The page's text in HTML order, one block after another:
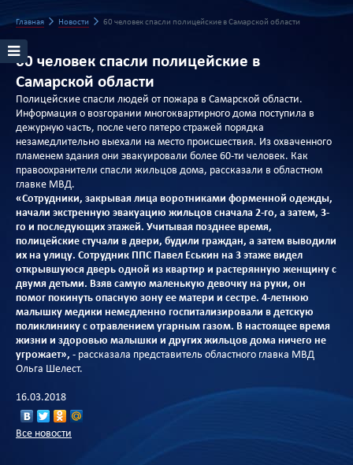
Главная Новости 60 человек спасли полицейские в Самарской области
60 человек спасли полицейские в
Самарской области
Полицейские спасли людей от пожара в Самарской области.
Информация о возгорании многоквартирного дома поступила в
дежурную часть, после чего пятеро стражей порядка
незамедлительно выехали на место происшествия. Из охваченного
пламенем здания они эвакуировали более 60-ти человек. Как
правоохранители спасли жильцов дома, рассказали в областном
главке МВД.
«Сотрудники, закрывая лица воротниками форменной одежды,
начали экстренную эвакуацию жильцов сначала 2-го, а затем, 3-
го и последующих этажей. Учитывая позднее время,
полицейские стучали в двери, будили граждан, а затем выводили
их на улицу. Сотрудник ППС Павел Еськин на 3 этаже видел
открывшуюся дверь одной из квартир и растерянную женщину с
двумя детьми. Взяв самую маленькую девочку на руки, он
помог покинуть опасную зону ее матери и сестре. 4-летнюю
малышку медики немедленно госпитализировали в детскую
поликлинику с отравлением угарным газом. В настоящее время
жизни и здоровью малышки и других жильцов дома ничего не
угрожает», - рассказала представитель областного главка МВД
Ольга Шелест.
16.03.2018
Все новости